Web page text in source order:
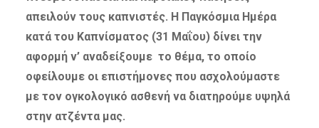
απειλούν τους καπνιστές. Η Παγκόσμια Ημέρα
κατά του Καπνίσματος (31 Μαΐου) δίνει την
αφορμή ν’ αναδείξουμε το θέμα, το οποίο
οφείλουμε οι επιστήμονες που ασχολούμαστε
με τον ογκολογικό ασθενή να διατηρούμε υψηλά
στην ατζέντα μας.